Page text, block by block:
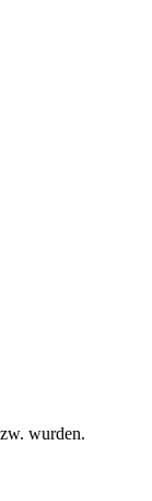
wurden.